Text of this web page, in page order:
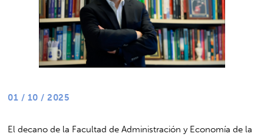
01 / 10 / 2025
El decano de la Facultad de Administración y Economía de la